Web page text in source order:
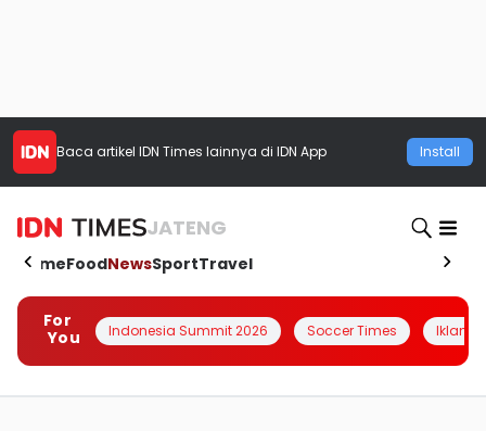
Baca artikel IDN Times lainnya di IDN App Install
JATENG
HomeFoodNewsSportTravel
For
You
Indonesia Summit 2026 Soccer Times Iklanin